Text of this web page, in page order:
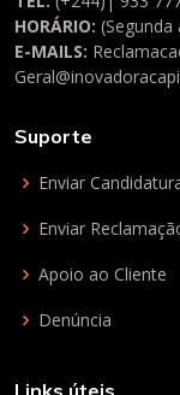
HORÁRIO:
E-MAILS:
Suporte
Enviar
Enviar
Apoio ao Cliente
Denúncia